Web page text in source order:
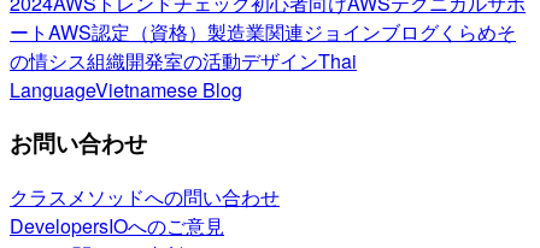
ートAWS認定（資格） 製造業関連ジョインブログくらめそ
の情シス組織開発室の活動デザインThai
LanguageVietnamese Blog
お問い合わせ
クラスメソッドへの問い合わせ
DevelopersIOへのご意見